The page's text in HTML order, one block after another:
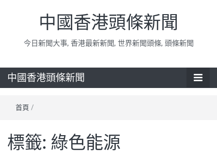
中國香港頭條新聞
今日新聞大事, 香港最新新聞, 世界新聞頭條, 頭條新聞
中國香港頭條新聞
首頁 /
標籤: 綠色能源